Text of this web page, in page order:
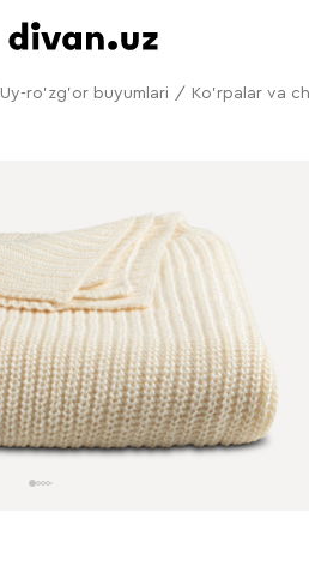
Uy-ro'zg'or buyumlari / Ko'rpalar va